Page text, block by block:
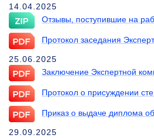
14.04.2025
Отзывы, поступившие на
Протокол заседания
25.06.2025
Заключение Экспертной
Протокол о присуждении
Приказ о выдаче диплома
29.09.2025